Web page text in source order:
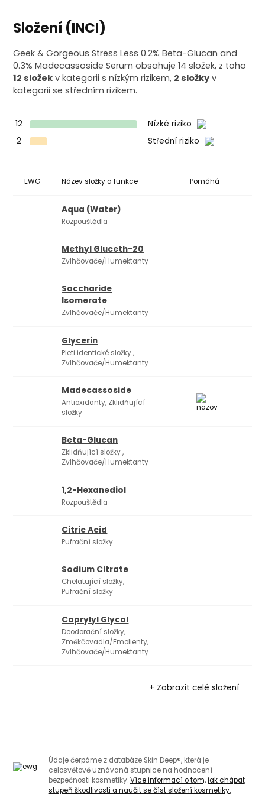
Složení (INCI)
Geek & Gorgeous Stress Less 0.2% Beta-Glucan and
0.3% Madecassoside Serum obsahuje 14 složek, z toho
12 složek v kategorii s nízkým rizikem, 2 složky v
kategorii se středním rizikem.
12
Nízké riziko
2
Střední riziko
EWG Název složky a funkce Pomáhá
Aqua (Water)
Rozpouštědla
Methyl Gluceth-20
Zvlhčovače/Humektanty
Saccharide
Isomerate
Zvlhčovače/Humektanty
Glycerin
Pleti identické složky ,
Zvlhčovače/Humektanty
Madecassoside
Antioxidanty, Zklidňující
složky
Beta-Glucan
Zklidňující složky ,
Zvlhčovače/Humektanty
1,2-Hexanediol
Rozpouštědla
Citric Acid
Pufrační složky
Sodium Citrate
Chelatující složky,
Pufrační složky
Caprylyl Glycol
Deodorační složky,
Změkčovadla/Emolienty,
Zvlhčovače/Humektanty
+ Zobrazit celé složení
Údaje čerpáme z databáze Skin Deep®, která je
celosvětově uznávaná stupnice na hodnocení
bezpečnosti kosmetiky.Více informací o tom, jak chápat
stupeň škodlivosti a naučit se číst složení kosmetiky.